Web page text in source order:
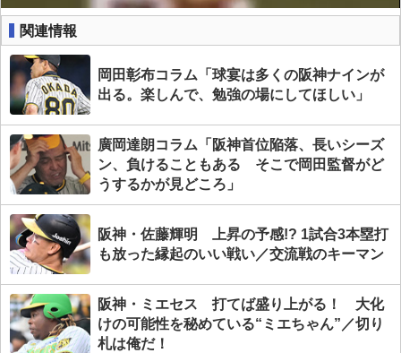
関連情報
岡田彰布コラム「球宴は多くの阪神ナインが
出る。楽しんで、勉強の場にしてほしい」
廣岡達朗コラム「阪神首位陥落、長いシーズ
ン、負けることもある そこで岡田監督がど
うするかが見どころ」
阪神・佐藤輝明 上昇の予感!? 1試合3本塁打
も放った縁起のいい戦い／交流戦のキーマン
阪神・ミエセス 打てば盛り上がる！ 大化
けの可能性を秘めている“ミエちゃん”／切り
札は俺だ！